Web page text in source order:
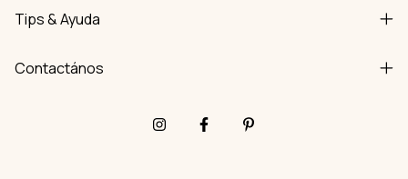
Tips & Ayuda
Contactános